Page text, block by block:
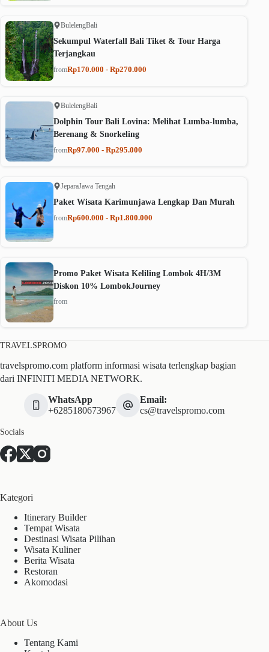
BulelengBali
Sekumpul Waterfall Bali Tiket & Tour Harga
Terjangkau
fromRp170.000 - Rp270.000
BulelengBali
Dolphin Tour Bali Lovina: Melihat Lumba-lumba,
Berenang & Snorkeling
fromRp97.000 - Rp295.000
JeparaJawa Tengah
Paket Wisata Karimunjawa Lengkap Dan Murah
fromRp600.000 - Rp1.800.000
Promo Paket Wisata Keliling Lombok 4H/3M
Diskon 10% LombokJourney
from
TRAVELSPROMO
travelspromo.com platform informasi wisata terlengkap bagian
dari INFINITI MEDIA NETWORK.
WhatsApp
+6285180673967
Email:
cs@travelspromo.com
Socials
Kategori
Itinerary Builder
Tempat Wisata
Destinasi Wisata Pilihan
Wisata Kuliner
Berita Wisata
Restoran
Akomodasi
About Us
Tentang Kami